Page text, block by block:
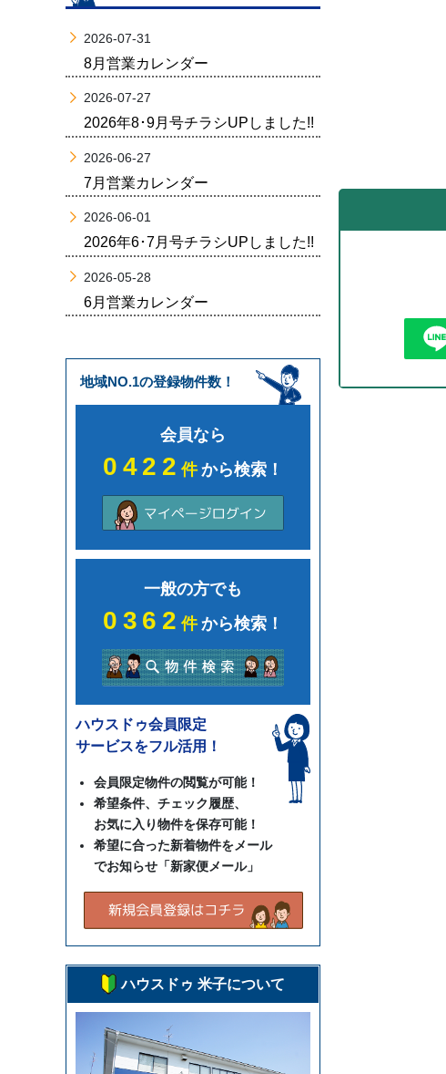
2026-07-31
8月営業カレンダー
2026-07-27
2026年8･9月号チラシUPしました!!
2026-06-27
7月営業カレンダー
2026-06-01
2026年6･7月号チラシUPしました!!
2026-05-28
6月営業カレンダー
地域NO.1の登録物件数！
会員なら
0422件から検索！
一般の方でも
0362件から検索！
ハウスドゥ会員限定
サービスをフル活用！
会員限定物件の閲覧が可能！
希望条件、チェック履歴、
お気に入り物件を保存可能！
希望に合った新着物件をメール
でお知らせ「新家便メール」
ハウスドゥ 米子について